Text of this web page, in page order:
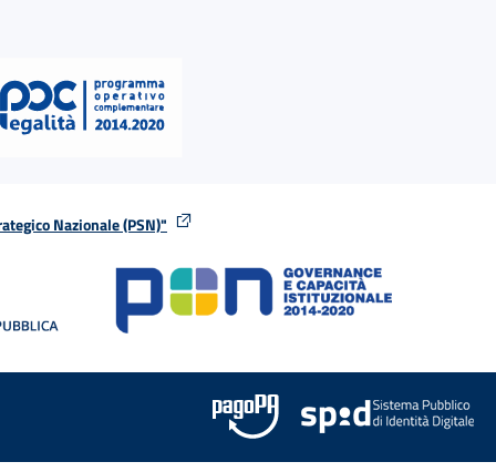
Nazionale (PSN)"
stessa finestra